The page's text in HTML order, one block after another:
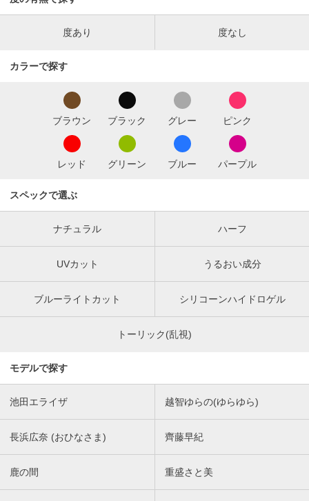
度あり 度なし
カラーで探す
ブラウン ブラック グレー ピンク
レッド グリーン ブルー パープル
スペックで選ぶ
ナチュラル ハーフ
UVカット うるおい成分
ブルーライトカット シリコーンハイドロゲル
トーリック(乱視)
モデルで探す
池田エライザ 越智ゆらの(ゆらゆら)
長浜広奈 (おひなさま) 齊藤早紀
鹿の間 重盛さと美